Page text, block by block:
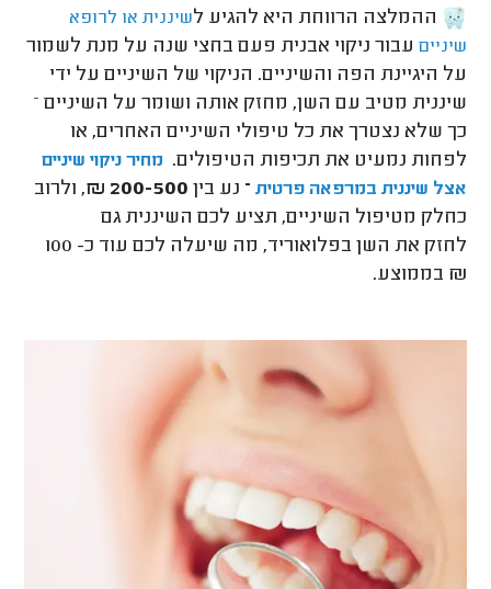
ההמלצה הרווחת היא להגיע לשיננית או לרופא
שיניים עבור ניקוי אבנית פעם בחצי שנה על מנת לשמור
על היגיינת הפה והשיניים. הניקוי של השיניים על ידי
שיננית מטיב עם השן, מחזק אותה ושומר על השיניים –
כך שלא נצטרך את כל טיפולי השיניים האחרים, או
לפחות נמעיט את תכיפות הטיפולים. מחיר ניקוי שיניים
אצל שיננית במרפאה פרטית – נע בין 200-500 ₪
, ולרוב
כחלק מטיפול השיניים, תציע לכם השיננית גם
לחזק את השן בפלואוריד, מה שיעלה לכם עוד כ- 100
₪ בממוצע.